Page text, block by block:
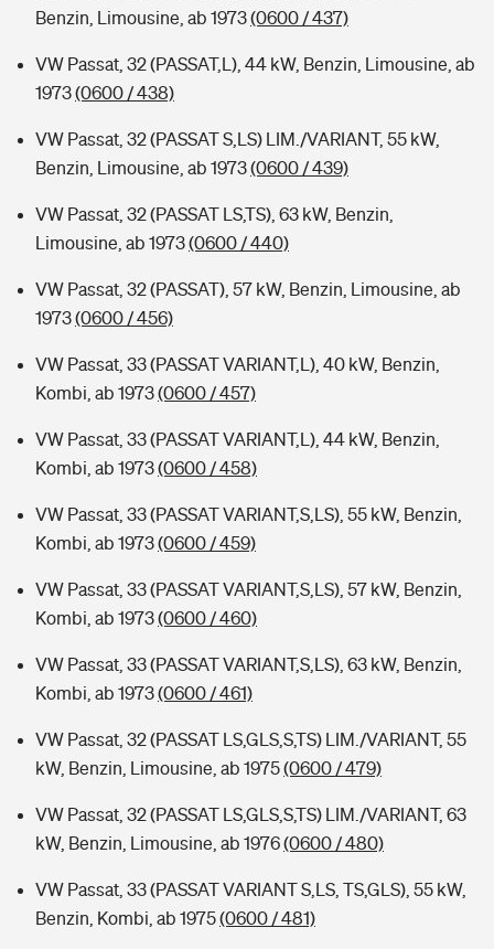
Kinderunfall-Check: Mehr Sicherheit für deine Kids
Typklassen: So ist Ihr Auto eingestuft
Sie haben Fragen?
Benzin, Limousine, ab 1973(0600 / 437)
VW Passat, 32 (PASSAT,L), 44 kW, Benzin, Limousine, ab
1973(0600 / 438)
VW Passat, 32 (PASSAT S,LS) LIM./VARIANT, 55 kW,
Benzin, Limousine, ab 1973(0600 / 439)
VW Passat, 32 (PASSAT LS,TS), 63 kW, Benzin,
Limousine, ab 1973(0600 / 440)
VW Passat, 32 (PASSAT), 57 kW, Benzin, Limousine, ab
1973(0600 / 456)
VW Passat, 33 (PASSAT VARIANT,L), 40 kW, Benzin,
Kombi, ab 1973(0600 / 457)
VW Passat, 33 (PASSAT VARIANT,L), 44 kW, Benzin,
Kombi, ab 1973(0600 / 458)
VW Passat, 33 (PASSAT VARIANT,S,LS), 55 kW, Benzin,
Kombi, ab 1973(0600 / 459)
VW Passat, 33 (PASSAT VARIANT,S,LS), 57 kW, Benzin,
Kombi, ab 1973(0600 / 460)
VW Passat, 33 (PASSAT VARIANT,S,LS), 63 kW, Benzin,
Kombi, ab 1973(0600 / 461)
VW Passat, 32 (PASSAT LS,GLS,S,TS) LIM./VARIANT, 55
kW, Benzin, Limousine, ab 1975(0600 / 479)
VW Passat, 32 (PASSAT LS,GLS,S,TS) LIM./VARIANT, 63
kW, Benzin, Limousine, ab 1976(0600 / 480)
VW Passat, 33 (PASSAT VARIANT S,LS, TS,GLS), 55 kW,
Benzin, Kombi, ab 1975(0600 / 481)